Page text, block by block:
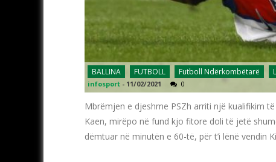
BALLINA FUTBOLL Futboll Ndërkombëtarë
infosport - 11/02/2021 0
Mbrëmjen e djeshme PSZh arriti një kualifikim
Kaen, mirëpo në fund kjo fitore doli të jetë
dëmtuar në minutën e 60-të, për t’i lënë vendin